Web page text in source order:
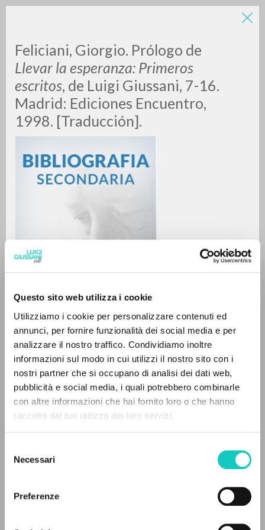
Questo sito web utilizza i cookie
Utilizziamo i cookie per personalizzare contenuti ed
annunci, per fornire funzionalità dei social media e per
analizzare il nostro traffico. Condividiamo inoltre
informazioni sul modo in cui utilizzi il nostro sito con i
nostri partner che si occupano di analisi dei dati web,
pubblicità e social media, i quali potrebbero combinarle
con altre informazioni che hai fornito loro o che hanno
raccolto dal tuo utilizzo dei loro servizi.
delNecessari
Preferenze
Feliciani, Giorgio. Prólogo de
Llevar la esperanza: Primeros
escritos, de Luigi Giussani, 7-16.
Madrid: Ediciones Encuentro,
1998. [Traducción].
Feliciani GiorgioAutore
Giussani LuigiAutore
Ediciones Encuentro
Spagnolo
ULTIMO AGGIORNAMENTO
LUIGI
GIUSSANI
0DOCUMENTI TROVATI
RISULTATI SUCCESSIVI